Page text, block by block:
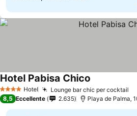
4 Stelle Hotel Lounge bar chic per cocktail
Hotel Pabisa Chico
8,5 Eccellente 2.635 Playa de Palma,